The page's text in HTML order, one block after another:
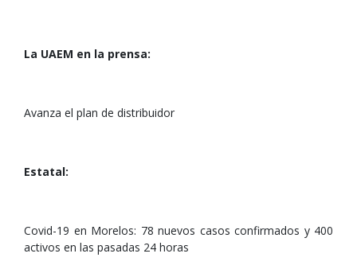
La UAEM en la prensa:
Avanza el plan de distribuidor
Estatal:
Covid-19 en Morelos: 78 nuevos casos confirmados y 400
activos en las pasadas 24 horas